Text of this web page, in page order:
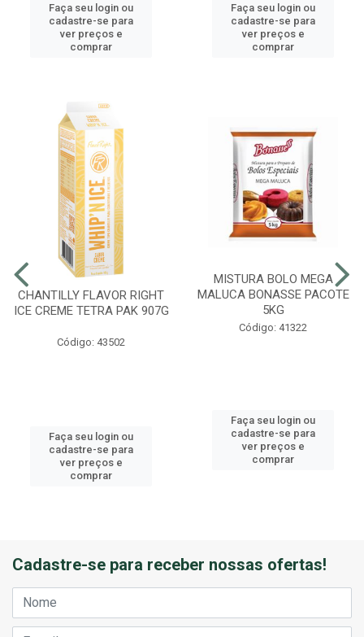
Faça seu login ou
cadastre-se para
ver preços e
comprar
Faça seu login ou
cadastre-se para
ver preços e
comprar
CHANTILLY FLAVOR RIGHT
ICE CREME TETRA PAK 907G
Código: 43502
Faça seu login ou
cadastre-se para
ver preços e
comprar
MISTURA BOLO MEGA
MALUCA BONASSE PACOTE
5KG
Código: 41322
Faça seu login ou
cadastre-se para
ver preços e
comprar
Cadastre-se para receber nossas ofertas!